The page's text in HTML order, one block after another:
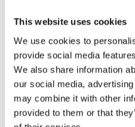
This website uses cookies
We use cookies to
provide social media
We also share information
our social media,
may combine it with other
provided to them or that
og vejledning om hele
Når vi kender mere til din
krav, kan vi udarbejde et
ønskede dreje- eller
INDHENT ET TILBUD